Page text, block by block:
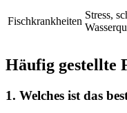
Fischkrankheiten
Stress,
Häufig gestellte
1. Welches ist das